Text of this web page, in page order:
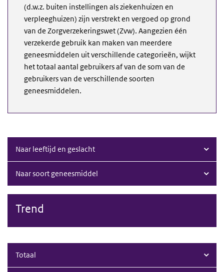
(d.w.z. buiten instellingen als ziekenhuizen en
verpleeghuizen) zijn verstrekt en vergoed op grond
van de Zorgverzekeringswet (Zvw). Aangezien één
verzekerde gebruik kan maken van meerdere
geneesmiddelen uit verschillende categorieën, wijkt
het totaal aantal gebruikers af van de som van de
gebruikers van de verschillende soorten
geneesmiddelen.
Naar leeftijd en geslacht
Naar soort geneesmiddel
Trend
Totaal